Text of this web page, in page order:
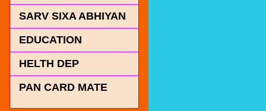
SARV SIXA ABHIYAN
EDUCATION
HELTH DEP
PAN CARD MATE